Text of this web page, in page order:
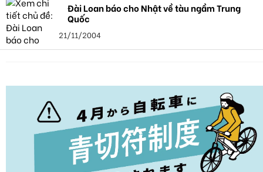
Đài Loan báo cho Nhật về tàu ngầm Trung
Quốc
21/11/2004